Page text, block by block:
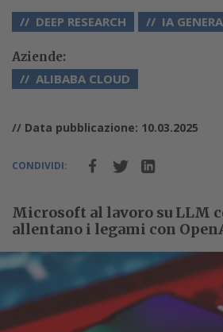
DEEP RESEARCH IA
Aziende:
ALIBABA CLOUD
// Data pubblicazione: 10.03.2025
CONDIVIDI:
Microsoft al lavoro su LLM
allentano i legami con